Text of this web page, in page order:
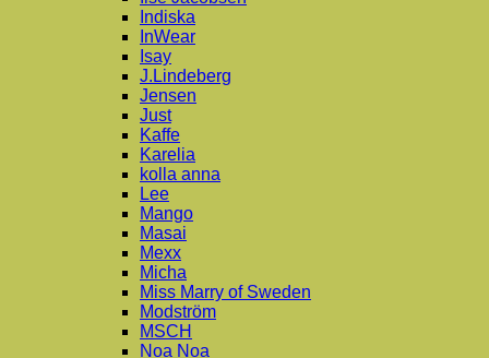
Indiska
InWear
Isay
J.Lindeberg
Jensen
Just
Kaffe
Karelia
kolla anna
Lee
Mango
Masai
Mexx
Micha
Miss Marry of Sweden
Modström
MSCH
Noa Noa